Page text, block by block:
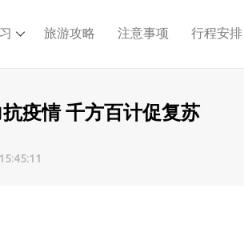
旅游攻略 注意事项 行程安排
疫情 千方百计促复苏